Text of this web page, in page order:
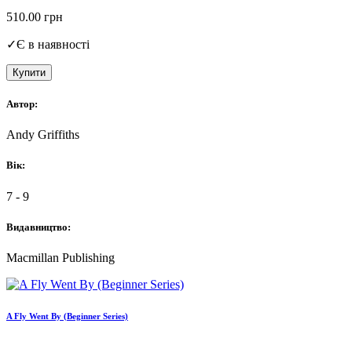
510.00 грн
✓Є в наявності
Купити
Автор:
Andy Griffiths
Вік:
7 - 9
Видавництво:
Macmillan Publishing
A Fly Went By (Beginner Series)